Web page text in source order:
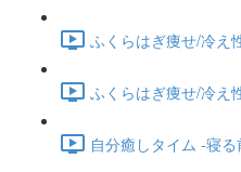
ふくらはぎ痩せ/冷え
ふくらはぎ痩せ/冷え
自分癒しタイム -寝